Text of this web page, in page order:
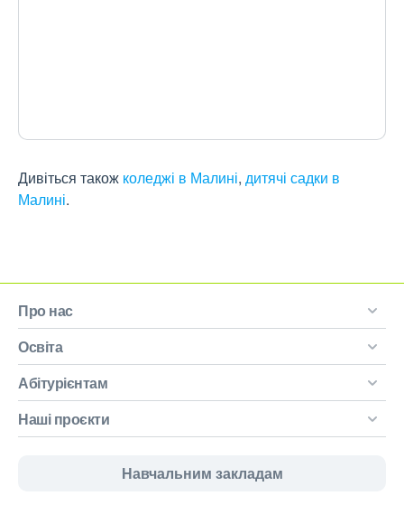
Дивіться також коледжі в Малині, дитячі садки в
Малині.
Про нас
Освіта
Абітурієнтам
Наші проєкти
Навчальним закладам